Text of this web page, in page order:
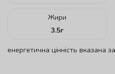
Жири
3.5г
енергетична цінність вказана за